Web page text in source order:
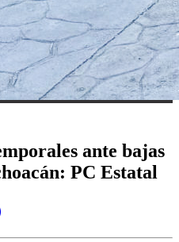
ante bajas
PC Estatal